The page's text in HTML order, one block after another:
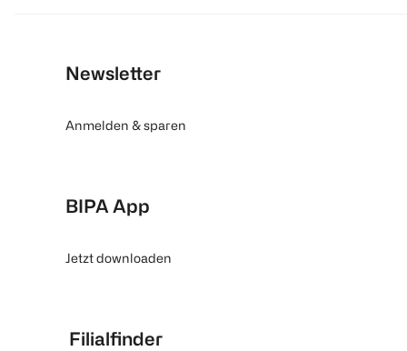
Newsletter
Anmelden & sparen
BIPA App
Jetzt downloaden
Filialfinder